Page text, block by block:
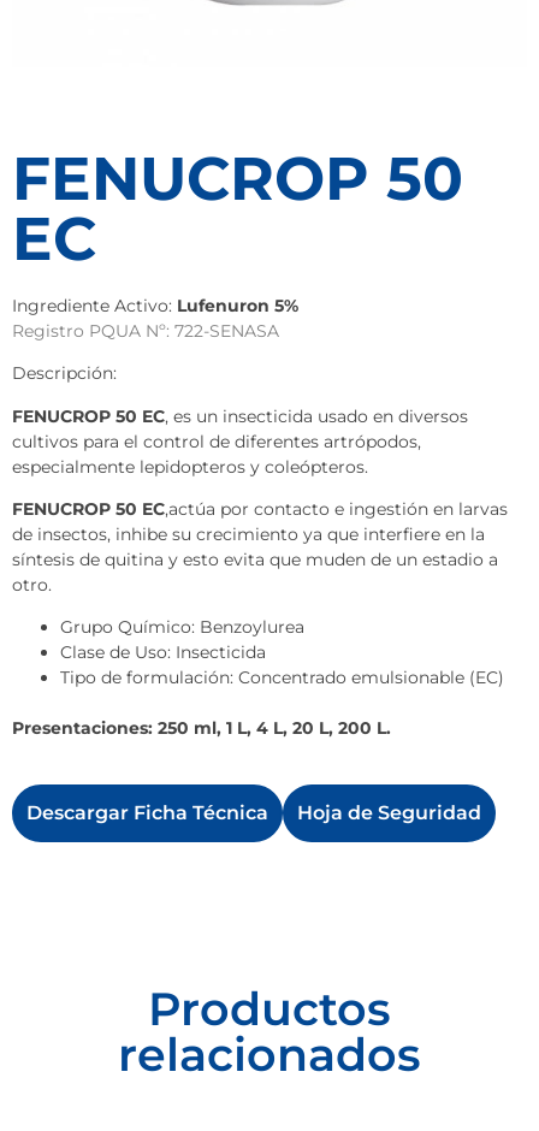
FENUCROP 50
EC
Ingrediente Activo: Lufenuron 5%
Registro PQUA Nº: 722-SENASA
Descripción:
FENUCROP 50 EC, es un insecticida usado en diversos
cultivos para el control de diferentes artrópodos,
especialmente lepidopteros y coleópteros.
FENUCROP 50 EC,actúa por contacto e ingestión en larvas
de insectos, inhibe su crecimiento ya que interfiere en la
síntesis de quitina y esto evita que muden de un estadio a
otro.
Grupo Químico: Benzoylurea
Clase de Uso: Insecticida
Tipo de formulación: Concentrado emulsionable (EC)
Presentaciones: 250 ml, 1 L, 4 L, 20 L, 200 L.
Descargar Ficha Técnica Hoja de Seguridad
Productos
relacionados